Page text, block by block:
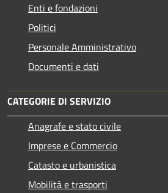
Enti e fondazioni
Politici
Personale Amministrativo
Documenti e dati
CATEGORIE DI SERVIZIO
Anagrafe e stato civile
Imprese e Commercio
Catasto e urbanistica
Mobilità e trasporti